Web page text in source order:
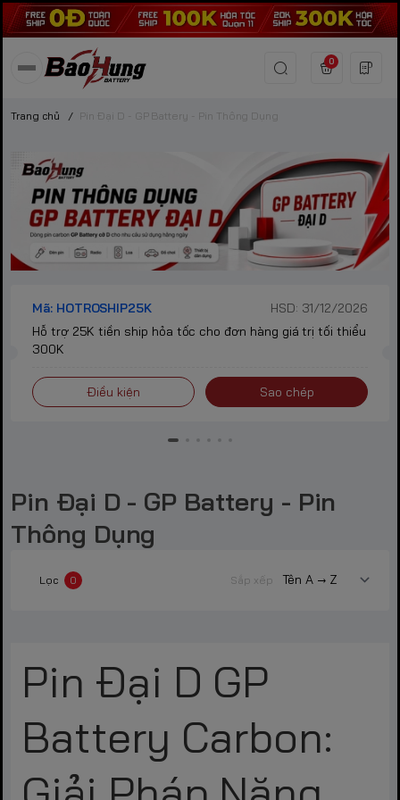
0
Trang chủ / Pin Đại D - GP Battery - Pin Thông Dụng
Mã: HOTROSHIP25K
HSD: 31/12/2026
Hỗ trợ 25K tiền ship hỏa tốc cho đơn hàng giá trị tối thiểu
300K
Điều kiện Sao chép
Pin Đại D - GP Battery - Pin
Thông Dụng
Lọc 0 Sắp xếp
Pin Đại D GP
Battery Carbon: